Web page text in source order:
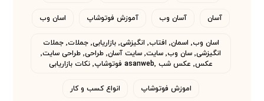
آسان آسان وب آموزش فوتوشاپ اسان وب
اسان وب٬ اسمان٬ افتاب٬ انگیزشی٬ بازاریابی٬ جملات٬ جملات
انگیزشی٬ سان وب٬ سایت٬ سایت آسان٬ طراحی٬ طراحی سایت٬
عکس٬ عکس شب asanweb٬ فوتوشاپ٬ نکات بازاریابی
اموزش فوتوشاپ انواع کسب و کار